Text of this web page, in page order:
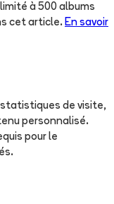
à 500 albums
cet article. En savoir
statistiques de visite,
personnalisé.
pour le